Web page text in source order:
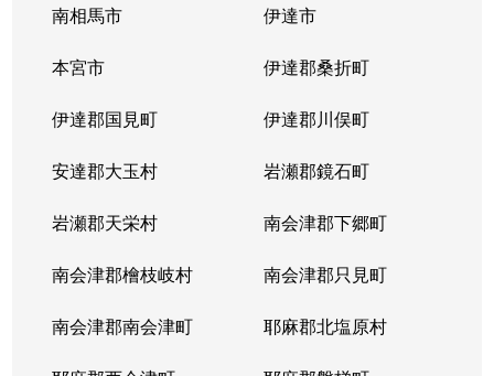
南相馬市 伊達市
本宮市 伊達郡桑折町
伊達郡国見町 伊達郡川俣町
安達郡大玉村 岩瀬郡鏡石町
岩瀬郡天栄村 南会津郡下郷町
南会津郡檜枝岐村 南会津郡只見町
南会津郡南会津町 耶麻郡北塩原村